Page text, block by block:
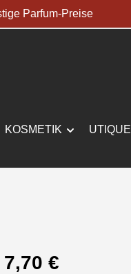
Parfum-Preise
KOSMETIK UTIQUE
Regulärer Preis:
7,70 €